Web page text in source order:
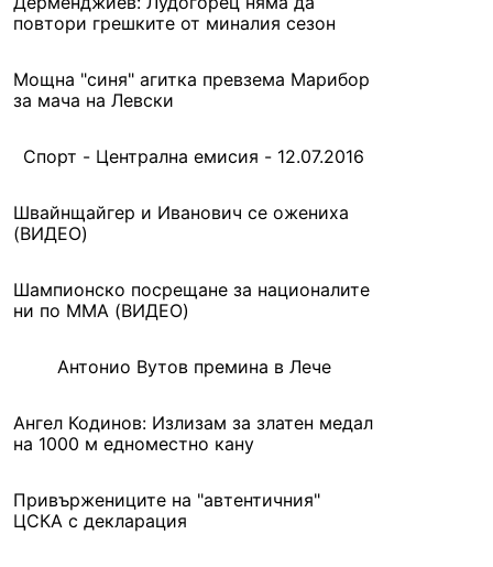
повтори грешките от миналия сезон
Мощна "синя" агитка превзема Марибор
за мача на Левски
Спорт - Централна емисия - 12.07.2016
Швайнщайгер и Иванович се ожениха
(ВИДЕО)
Шампионско посрещане за националите
ни по ММА (ВИДЕО)
Антонио Вутов премина в Лече
Ангел Кодинов: Излизам за златен медал
на 1000 м едноместно кану
Привържениците на "автентичния"
ЦСКА с декларация